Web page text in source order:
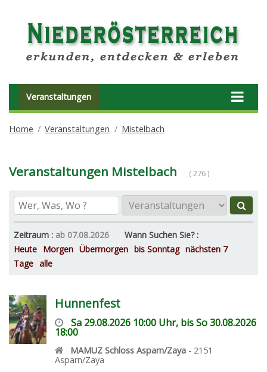
Veranstaltungen
Home Veranstaltungen Mistelbach
Veranstaltungen Mistelbach ( 276 )
Zeitraum : ab 07.08.2026
Wann Suchen Sie? :
Heute Morgen Übermorgen bis Sonntag nächsten 7
Tage alle
Hunnenfest
Sa 29.08.2026 10:00 Uhr, bis So 30.08.2026
18:00
MAMUZ Schloss Asparn/Zaya - 2151
Asparn/Zaya